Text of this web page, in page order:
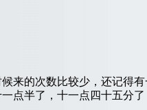
来的次数比较少，还记得有
点半了，十一点四十五分